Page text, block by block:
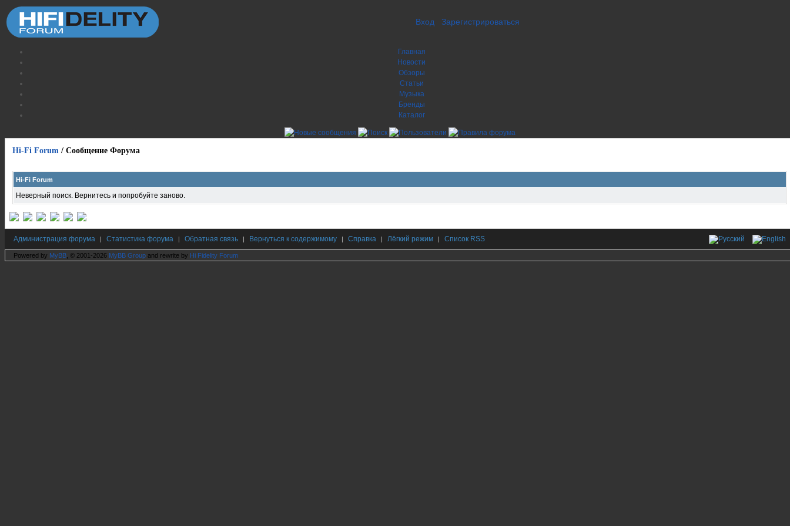
Вход Зарегистрироваться
Главная
Новости
Обзоры
Статьи
Музыка
Бренды
Каталог
Hi-Fi Forum / Сообщение Форума
Hi-Fi Forum
Неверный поиск. Вернитесь и попробуйте заново.
Администрация форума | Статистика форума | Обратная связь | Вернуться к содержимому | Справка | Лёгкий режим | Список RSS
Powered by MyBB , © 2001-2026 MyBB Group and rewrite by Hi Fidelity Forum